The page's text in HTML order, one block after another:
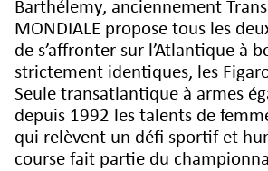
Barthélemy, anciennement
MONDIALE propose tous les
de s’affronter sur l’Atlantique à
strictement identiques, les
Seule transatlantique à armes
depuis 1992 les talents de
qui relèvent un défi sportif et
course fait partie du